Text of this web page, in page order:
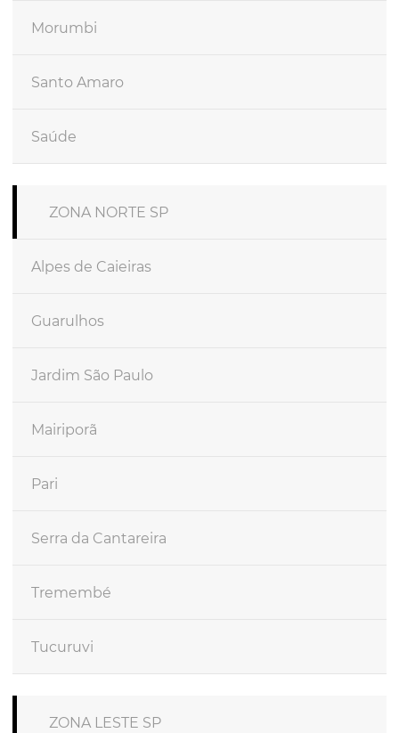
Morumbi
Santo Amaro
Saúde
ZONA NORTE SP
Alpes de Caieiras
Guarulhos
Jardim São Paulo
Mairiporã
Pari
Serra da Cantareira
Tremembé
Tucuruvi
ZONA LESTE SP